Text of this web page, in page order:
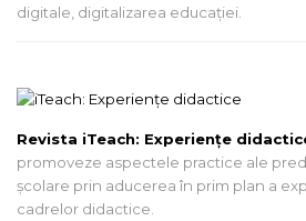
digitale, digitalizarea educației.
Revista iTeach: Experienţe
promoveze aspectele practice ale
şcolare prin aducerea în prim plan a
cadrelor didactice.